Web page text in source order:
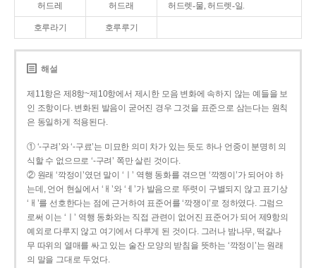
허드레 허드래 허드렛-물, 허드렛-일.
호루라기 호루루기
해설
제11항은 제8항~제10항에서 제시한 모음 변화에 속하지 않는 예들을 보
인 조항이다. 변화된 발음이 굳어진 경우 그것을 표준으로 삼는다는 원칙
은 동일하게 적용된다.
① ‘-구려’와 ‘-구료’는 미묘한 의미 차가 있는 듯도 하나 언중이 분명히 의
식할 수 없으므로 ‘-구려’ 쪽만 살린 것이다.
② 원래 ‘깍정이’였던 말이 ‘ㅣ’ 역행 동화를 겪으면 ‘깍젱이’가 되어야 하
는데, 언어 현실에서 ‘ㅐ’와 ‘ㅔ’가 발음으로 뚜렷이 구별되지 않고 표기상
‘ㅐ’를 선호한다는 점에 근거하여 표준어를 ‘깍쟁이’로 정하였다. 그럼으
로써 이는 ‘ㅣ’ 역행 동화와는 직접 관련이 없어진 표준어가 되어 제9항의
예외로 다루지 않고 여기에서 다루게 된 것이다. 그러나 밤나무, 떡갈나
무 따위의 열매를 싸고 있는 술잔 모양의 받침을 뜻하는 ‘깍정이’는 원래
의 말을 그대로 두었다.